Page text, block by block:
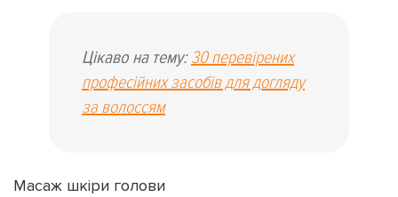
Цікаво на тему: 30 перевірених
професійних засобів для догляду
за волоссям
Масаж шкіри голови